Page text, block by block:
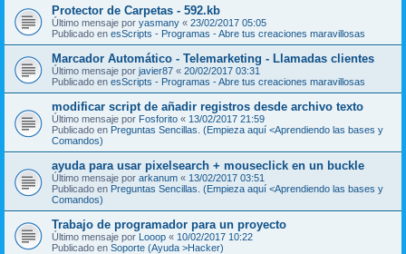
Protector de Carpetas - 592.kb
Último mensaje por yasmany « 23/02/2017 05:05
Publicado en esScripts - Programas - Abre tus creaciones maravillosas
Marcador Automático - Telemarketing - Llamadas clientes
Último mensaje por javier87 « 20/02/2017 03:31
Publicado en esScripts - Programas - Abre tus creaciones maravillosas
modificar script de añadir registros desde archivo texto
Último mensaje por Fosforito « 13/02/2017 21:59
Publicado en Preguntas Sencillas. (Empieza aquí <Aprendiendo las bases y
Comandos)
ayuda para usar pixelsearch + mouseclick en un buckle
Último mensaje por arkanum « 13/02/2017 03:51
Publicado en Preguntas Sencillas. (Empieza aquí <Aprendiendo las bases y
Comandos)
Trabajo de programador para un proyecto
Último mensaje por Looop « 10/02/2017 10:22
Publicado en Soporte (Ayuda >Hacker)